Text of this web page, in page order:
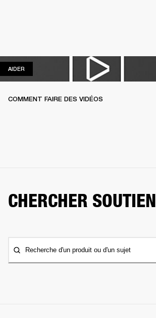
AIDER
COMMENT FAIRE DES VIDÉOS
CHERCHER SOUTIEN
Recherche d'un produit ou d'un sujet